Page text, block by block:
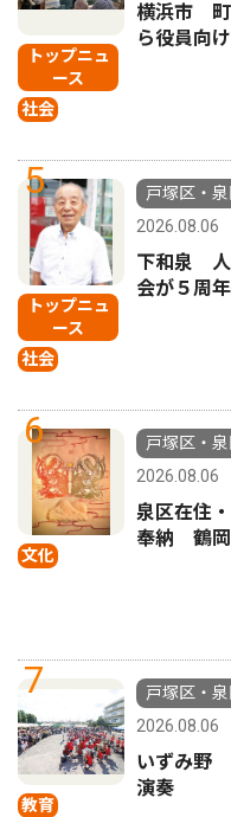
トップニュ
ース
社会
横浜市 町
ら役員向
5
トップニュ
ース
社会
戸塚区・
2026.08.06
下和泉 人
会が５周
6
文化
戸塚区・
2026.08.06
泉区在住
奉納 鶴岡
7
教育
戸塚区・
2026.08.06
いずみ野
演奏